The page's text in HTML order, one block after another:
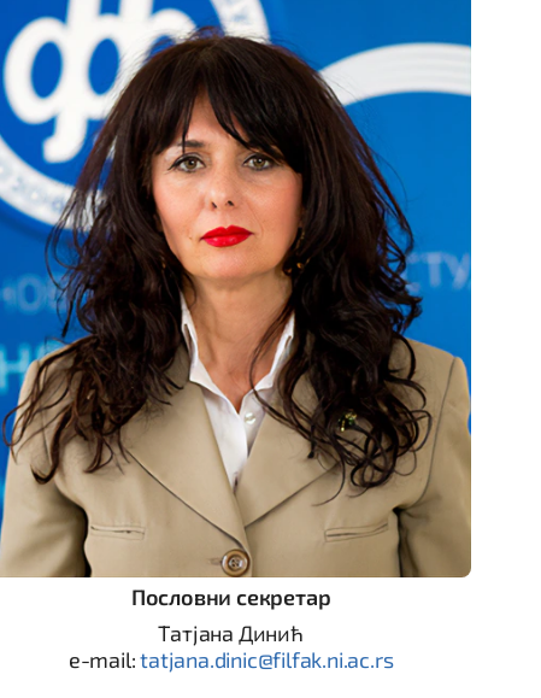
Пословни секретар
Татјана Динић
e-mail:tatjana.dinic@filfak.ni.ac.rs